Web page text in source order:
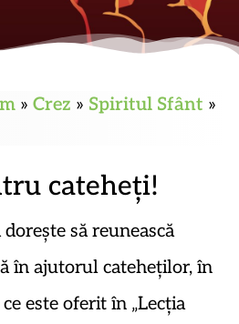
» Crez » Spiritul Sfânt »
cateheți!
să reunească
în ajutorul cateheților, în
este oferit în „Lecția